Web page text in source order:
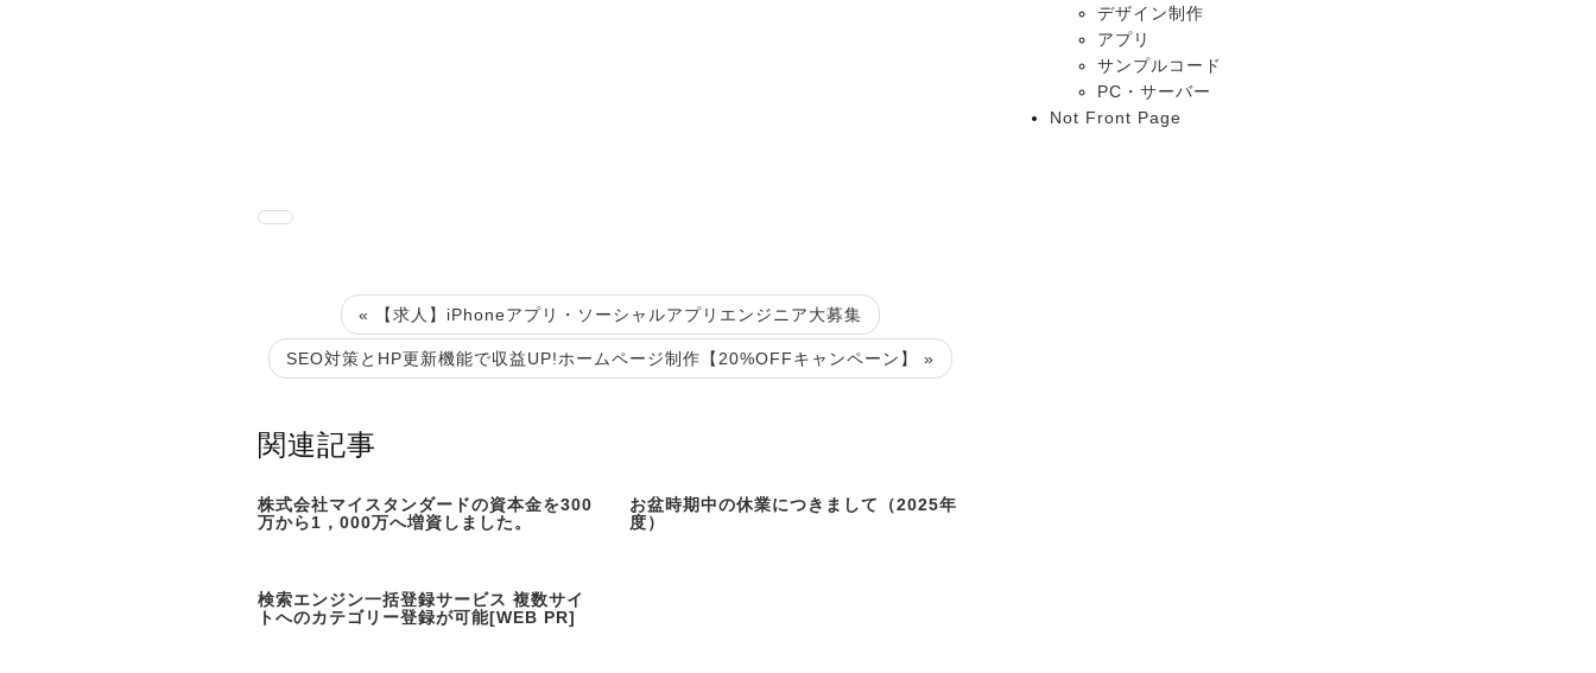
« 【求人】iPhoneアプリ・ソーシャルアプリエンジニア大募集
SEO対策とHP更新機能で収益UP!ホームページ制作【20%OFFキャンペーン】 »
関連記事
株式会社マイスタンダードの資本金を300
万から1，000万へ増資しました。
お盆時期中の休業につきまして（2025年
度）
検索エンジン一括登録サービス 複数サイ
トへのカテゴリー登録が可能[WEB PR]
デザイン制作
アプリ
サンプルコード
PC・サーバー
Not Front Page